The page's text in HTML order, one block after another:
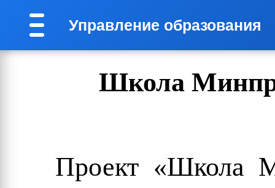
Управление образования
Школа
Проект «Школа